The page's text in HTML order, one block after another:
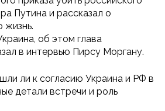
Путина и рассказал о
жизнь.
об этом глава
в интервью Пирсу Моргану.
ли к согласию Украина и РФ в
детали встречи и роль